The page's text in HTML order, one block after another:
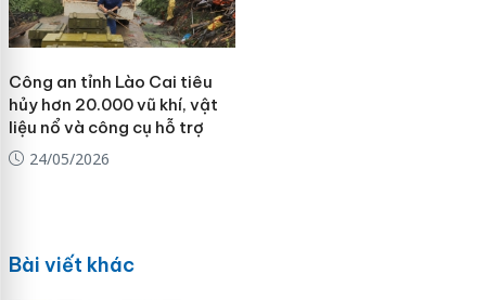
Công an tỉnh Lào Cai tiêu
hủy hơn 20.000 vũ khí, vật
liệu nổ và công cụ hỗ trợ
24/05/2026
Bài viết khác